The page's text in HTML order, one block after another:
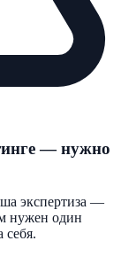
— нужно
экспертиза —
нужен один
себя.